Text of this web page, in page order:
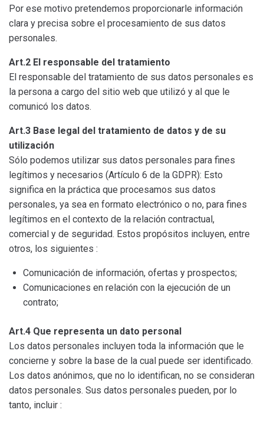
Por ese motivo pretendemos proporcionarle información
clara y precisa sobre el procesamiento de sus datos
personales.
Art.2 El responsable del tratamiento
El responsable del tratamiento de sus datos personales es
la persona a cargo del sitio web que utilizó y al que le
comunicó los datos.
Art.3 Base legal del tratamiento de datos y de su
utilización
Sólo podemos utilizar sus datos personales para fines
legítimos y necesarios (Artículo 6 de la GDPR): Esto
significa en la práctica que procesamos sus datos
personales, ya sea en formato electrónico o no, para fines
legítimos en el contexto de la relación contractual,
comercial y de seguridad. Estos propósitos incluyen, entre
otros, los siguientes :
Comunicación de información, ofertas y prospectos;
Comunicaciones en relación con la ejecución de un
contrato;
Art.4 Que representa un dato personal
Los datos personales incluyen toda la información que le
concierne y sobre la base de la cual puede ser identificado.
Los datos anónimos, que no lo identifican, no se consideran
datos personales. Sus datos personales pueden, por lo
tanto, incluir :